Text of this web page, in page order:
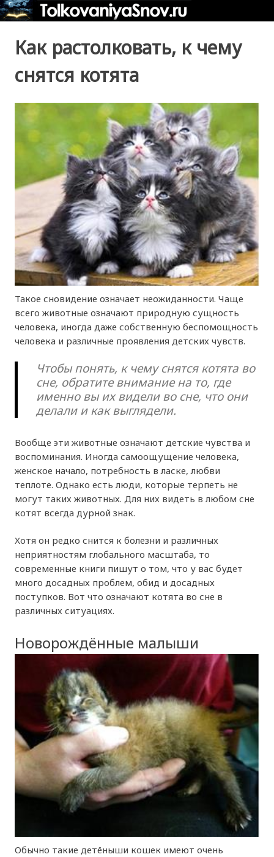
Как растолковать, к чему
снятся котята
Такое сновидение означает неожиданности. Чаще
всего животные означают природную сущность
человека, иногда даже собственную беспомощность
человека и различные проявления детских чувств.
Чтобы понять, к чему снятся котята во
сне, обратите внимание на то, где
именно вы их видели во сне, что они
делали и как выглядели.
Вообще эти животные означают детские чувства и
воспоминания. Иногда самоощущение человека,
женское начало, потребность в ласке, любви
теплоте. Однако есть люди, которые терпеть не
могут таких животных. Для них видеть в любом сне
котят всегда дурной знак.
Хотя он редко снится к болезни и различных
неприятностям глобального масштаба, то
современные книги пишут о том, что у вас будет
много досадных проблем, обид и досадных
поступков. Вот что означают котята во сне в
различных ситуациях.
Новорождённые малыши
Обычно такие детёныши кошек имеют очень